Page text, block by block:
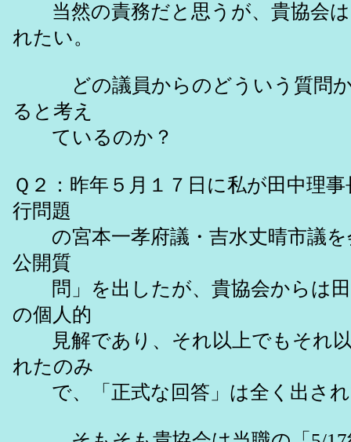
当然の責務だと思うが、貴協会
れたい。
どの議員からのどういう質問か
ると考え
ているのか？
Ｑ２：昨年５月１７日に私が田中理
行問題
の宮本一孝府議・吉水丈晴市議を
公開質
問」を出したが、貴協会からは田
の個人的
見解であり、それ以上でもそれ以
れたのみ
で、「正式な回答」は全く出され